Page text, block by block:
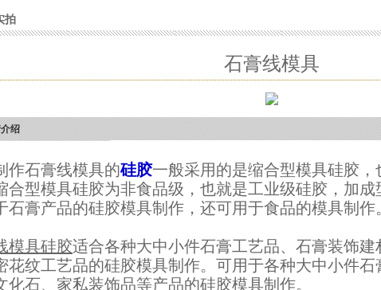
拍
石膏线模具
绍
作石膏线模具的硅胶一般采用的是缩合型模具硅胶
合型模具硅胶为非食品级，也就是工业级硅胶，加
石膏产品的硅胶模具制作，还可用于食品的模具制作
模具硅胶适合各种大中小件石膏工艺品、石膏装饰
花纹工艺品的硅胶模具制作。可用于各种大中小件
化石、家私装饰品等产品的硅胶模具制作。